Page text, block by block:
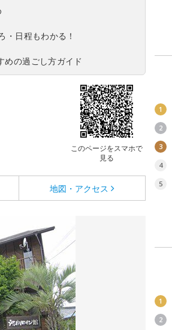
・日程もわかる！
めの過ごし方ガイド
このページをスマホで
見る
地図・アクセス
1
2
3
4
5
1
2